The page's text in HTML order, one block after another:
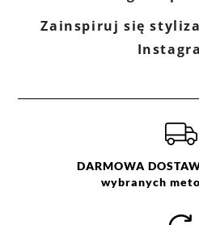
Zainspiruj się
DARMOWA
wybranych